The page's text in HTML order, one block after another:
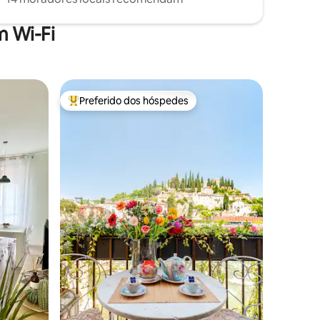
Wi-Fi
Entre os melhores preferidos dos hóspedes
Preferido dos hóspedes